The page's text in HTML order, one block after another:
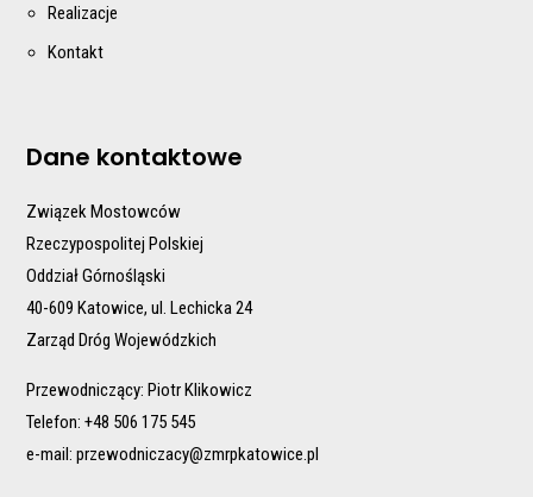
Realizacje
Kontakt
Dane kontaktowe
Związek Mostowców
Rzeczypospolitej Polskiej
Oddział Górnośląski
40-609 Katowice, ul. Lechicka 24
Zarząd Dróg Wojewódzkich
Przewodniczący: Piotr Klikowicz
Telefon: +48 506 175 545
e-mail:przewodniczacy@zmrpkatowice.pl